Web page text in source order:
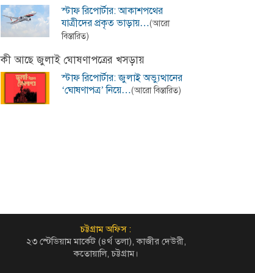
স্টাফ রিপোর্টার: আকাশপথের
যাত্রীদের প্রকৃত ভাড়ায়…(আরো
বিস্তারিত)
কী আছে জুলাই ঘোষণাপত্রের খসড়ায়
স্টাফ রিপোর্টার: জুলাই অভ্যুত্থানের
‘ঘোষণাপত্র’ নিয়ে…(আরো বিস্তারিত)
চট্টগ্রাম অফিস :
২৩ স্টেডিয়াম মার্কেট (৪র্থ তলা), কাজীর দেউরী,
কতোয়ালি, চট্টগ্রাম।